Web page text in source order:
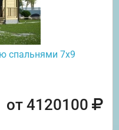
спальнями 7х9
от 4120100